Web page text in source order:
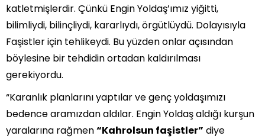
katletmişlerdir. Çünkü Engin Yoldaş’ımız yiğitti,
bilimliydi, bilinçliydi, kararlıydı, örgütlüydü. Dolayısıyla
Faşistler için tehlikeydi. Bu yüzden onlar açısından
böylesine bir tehdidin ortadan kaldırılması
gerekiyordu.
“Karanlık planlarını yaptılar ve genç yoldaşımızı
bedence aramızdan aldılar. Engin Yoldaş aldığı kurşun
yaralarına rağmen“Kahrolsun faşistler” diye